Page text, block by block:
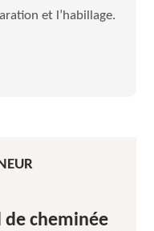
et l’habillage.
cheminée